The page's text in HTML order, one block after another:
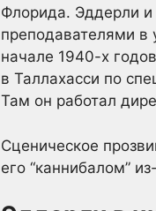
Флорида. Эддерли и
преподавателями
начале 1940-х
в Таллахасси по
Там он работал
Сценическое
его “каннибалом”